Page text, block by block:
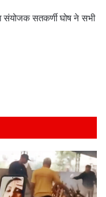
सतकर्णी घोष ने सभी